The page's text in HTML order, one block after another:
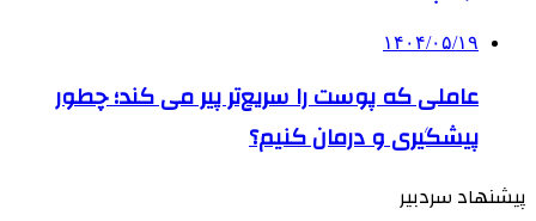
۱۴۰۴/۰۵/۱۹
عاملی که پوست را سریع‌تر پیر می کند؛ چطور
پیشگیری و درمان کنیم؟
پیشنهاد سردبیر